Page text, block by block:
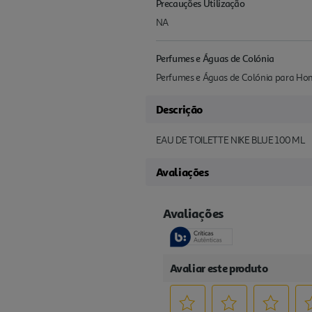
Precauções Utilização
NA
Perfumes e Águas de Colónia
Perfumes e Águas de Colónia para
Descrição
EAU DE TOILETTE NIKE BLUE 100 ML
Avaliações